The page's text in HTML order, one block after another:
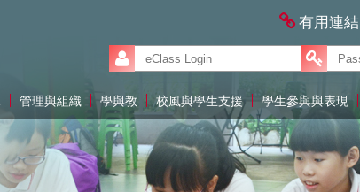
有用連結
管理與組織 學與教 校風與學生支援 學生參與與表現